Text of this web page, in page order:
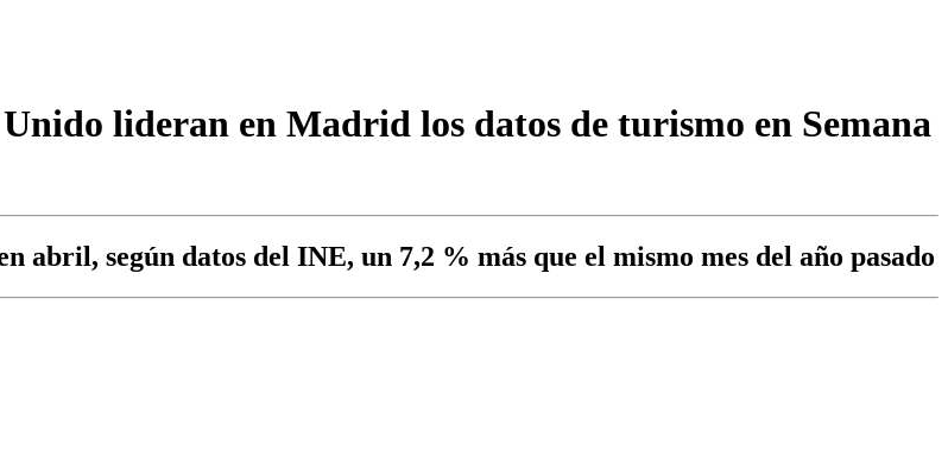
lideran en Madrid los datos de turismo en Semana
abril, según datos del INE, un 7,2 % más que el mismo mes del año pasado